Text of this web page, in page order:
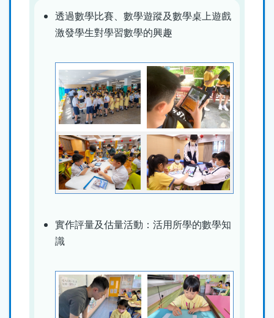
透過數學比賽、數學遊蹤及數學桌上遊戲
激發學生對學習數學的興趣
實作評量及估量活動：活用所學的數學知
識